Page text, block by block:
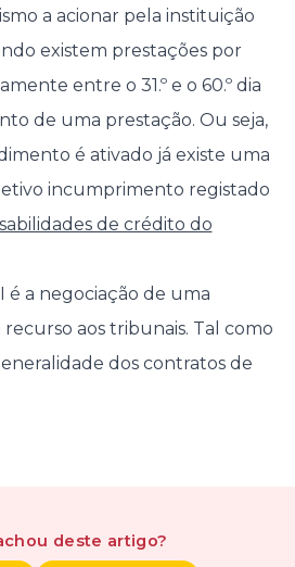
a acionar pela instituição
existem prestações por
entre o 31.º e o 60.º dia
de uma prestação. Ou seja,
é ativado já existe uma
incumprimento registado
de crédito do
é a negociação de uma
aos tribunais. Tal como
dos contratos de
deste artigo?